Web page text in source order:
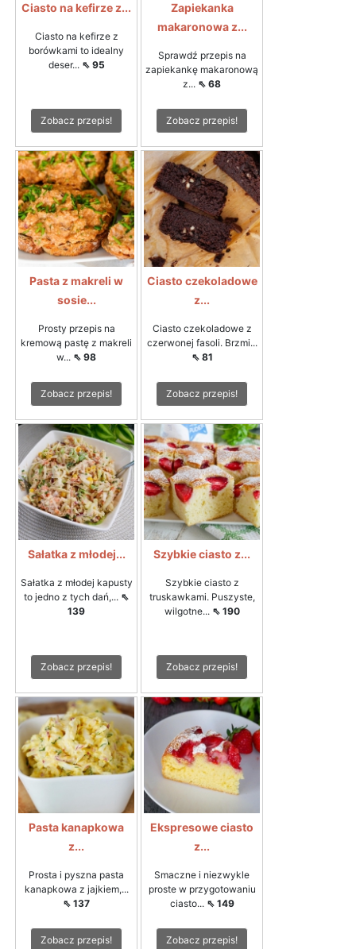
Ciasto na kefirze z...
Ciasto na kefirze z
borówkami to idealny
deser... ⇖ 95
Zobacz przepis!
Zapiekanka
makaronowa z...
Sprawdź przepis na
zapiekankę makaronową
z... ⇖ 68
Zobacz przepis!
Pasta z makreli w
sosie...
Prosty przepis na
kremową pastę z makreli
w... ⇖ 98
Zobacz przepis!
Ciasto czekoladowe
z...
Ciasto czekoladowe z
czerwonej fasoli. Brzmi...
⇖ 81
Zobacz przepis!
Sałatka z młodej...
Sałatka z młodej kapusty
to jedno z tych dań,... ⇖
139
Zobacz przepis!
Szybkie ciasto z...
Szybkie ciasto z
truskawkami. Puszyste,
wilgotne... ⇖ 190
Zobacz przepis!
Pasta kanapkowa
z...
Prosta i pyszna pasta
kanapkowa z jajkiem,...
⇖ 137
Zobacz przepis!
Ekspresowe ciasto
z...
Smaczne i niezwykle
proste w przygotowaniu
ciasto... ⇖ 149
Zobacz przepis!